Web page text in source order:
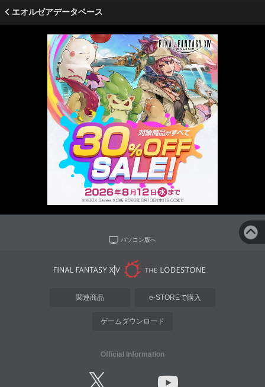
エオルゼアデータベース
パソコン版へ
関連商品 e-STOREで購入
ゲームダウンロード
Official Information